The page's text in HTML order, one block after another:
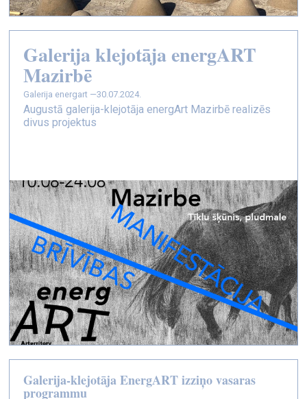
Galerija klejotāja energART
Mazirbē
galerija energart —30.07.2024.
Augustā galerija-klejotāja energArt Mazirbē realizēs
divus projektus
Galerija-klejotāja EnergART izziņo vasaras
programmu